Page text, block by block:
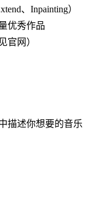
、Inpainting）
优秀作品
官网）
描述你想要的音乐